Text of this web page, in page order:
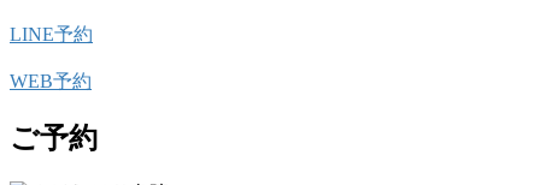
LINE予約
WEB予約
ご予約